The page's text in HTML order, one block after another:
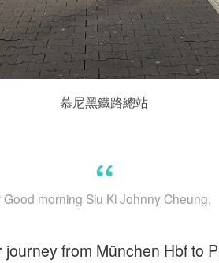
慕尼黑鐵路總站
Good morning Siu Ki Johnny Cheung,
from München Hbf to